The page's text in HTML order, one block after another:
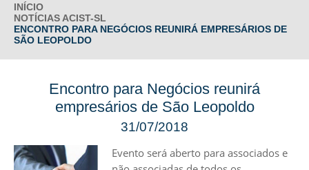
INÍCIO
NOTÍCIAS ACIST-SL
ENCONTRO PARA NEGÓCIOS REUNIRÁ EMPRESÁRIOS DE
SÃO LEOPOLDO
Encontro para Negócios reunirá
empresários de São Leopoldo
31/07/2018
Evento será aberto para associados e